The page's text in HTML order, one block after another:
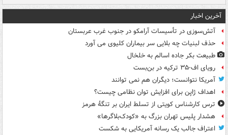
آخرین اخبار
آتش‌سوزی در تأسیسات آرامکو در جنوب غرب عربستان
حذف لبنیات چه بلایی سر بیماران کلیوی می آورد
طبیعت بکر جاده اسالم به خلخال
رویای اف-۳۵ ترکیه در بن‌بست
آمریکا نتوانست؛ دیگران هم نمی توانند
اهداف ژاپن برای افزایش توان نظامی چیست؟
ترس کارشناس کویتی از تسلط ایران بر تنگۀ هرمز
هشدار پلیس تهران بزرگ به «کودک‌بلاگرها»
اعتراف جالب یک رسانه آمریکایی به شکست